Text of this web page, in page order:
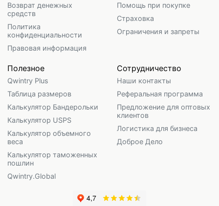
Возврат денежных
средств
Политика
конфиденциальности
Правовая информация
Помощь при покупке
Страховка
Ограничения и запреты
Полезное
Qwintry Plus
Таблица размеров
Калькулятор Бандерольки
Калькулятор USPS
Калькулятор объемного
веса
Калькулятор таможенных
пошлин
Qwintry.Global
Сотрудничество
Наши контакты
Реферальная программа
Предложение для оптовых
клиентов
Логистика для бизнеса
Доброе Дело